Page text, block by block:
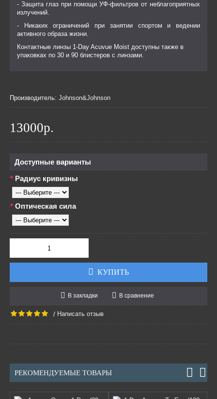
- Защита глаз при помощи УФ-фильтров от неблагоприятных
излучений.
- Никаких ограничений при занятии спортом и ведении
активного образа жизни.
Контактные линзы 1-Day Acuvue Moist доступны также в
упаковках по 30 и 90 блистеров с линзами.
Производитель: Johnson&Johnson
13000р.
Доступные варианты
Радиус кривизны
Оптическая сила
КУПИТЬ
В закладки В сравнение
/ Написать отзыв
РЕКОМЕНДУЕМЫЕ ТОВАРЫ